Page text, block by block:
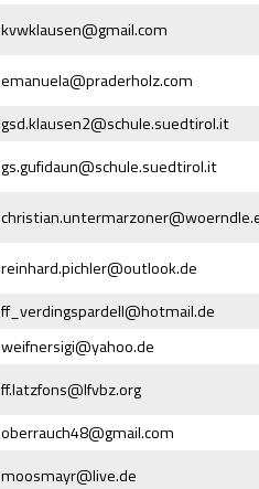
kvwklausen@gmail.com
emanuela@praderholz.com
gsd.klausen2@schule.suedtirol.it
gs.gufidaun@schule.suedtirol.it
christian.untermarzoner@
reinhard.pichler@outlook.de
ff_verdingspardell@hotmail.de
weifnersigi@yahoo.de
ff.latzfons@lfvbz.org
oberrauch48@gmail.com
moosmayr@live.de